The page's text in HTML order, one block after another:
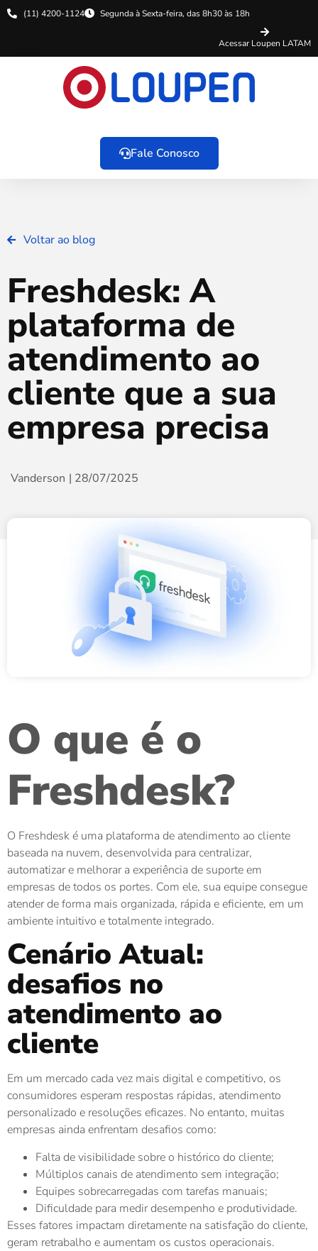
(11) 4200-1124 Segunda à Sexta-feira, das 8h30 às 18h
Acessar Loupen LATAM
Fale Conosco
Voltar ao blog
Freshdesk: A
plataforma de
atendimento ao
cliente que a sua
empresa precisa
Vanderson | 28/07/2025
O que é o
Freshdesk?
O Freshdesk é uma plataforma de atendimento ao cliente
baseada na nuvem, desenvolvida para centralizar,
automatizar e melhorar a experiência de suporte em
empresas de todos os portes. Com ele, sua equipe consegue
atender de forma mais organizada, rápida e eficiente, em um
ambiente intuitivo e totalmente integrado.
Cenário Atual:
desafios no
atendimento ao
cliente
Em um mercado cada vez mais digital e competitivo, os
consumidores esperam respostas rápidas, atendimento
personalizado e resoluções eficazes. No entanto, muitas
empresas ainda enfrentam desafios como:
Falta de visibilidade sobre o histórico do cliente;
Múltiplos canais de atendimento sem integração;
Equipes sobrecarregadas com tarefas manuais;
Dificuldade para medir desempenho e produtividade.
Esses fatores impactam diretamente na satisfação do cliente,
geram retrabalho e aumentam os custos operacionais.